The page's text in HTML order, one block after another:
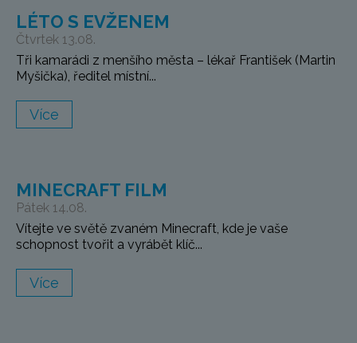
LÉTO S EVŽENEM
Čtvrtek 13.08.
Tři kamarádi z menšího města – lékař František (Martin
Myšička), ředitel místní...
Více
MINECRAFT FILM
Pátek 14.08.
Vítejte ve světě zvaném Minecraft, kde je vaše
schopnost tvořit a vyrábět klíč...
Více